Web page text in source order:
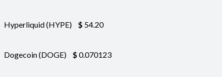
Hyperliquid (HYPE) $ 54.20
Dogecoin (DOGE) $ 0.070123